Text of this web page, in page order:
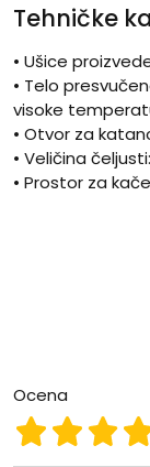
Tehničke
• Ušice
• Telo
visoke
• Otvor za
• Veličina
• Prostor za
Ocena
Ocena
Ocena 1